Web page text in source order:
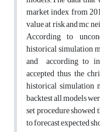
market index from
value at risk and mc
According to
historical simulation
and according to
accepted thus the
historical simulation
backtest all models
set procedure
to forecast expected